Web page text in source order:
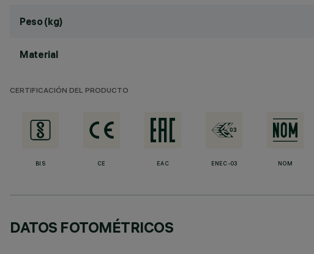
Peso (kg)
Material
CERTIFICACIÓN DEL PRODUCTO
BIS CE EAC ENEC-03 NOM
DATOS FOTOMÉTRICOS